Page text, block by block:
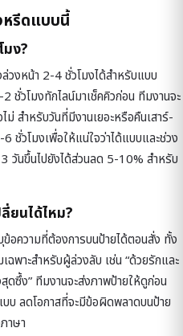
หรีดแบบนี้
ง?
วงหน้า 2-4 ชั่วโมงได้สำหรับแบบ
ชั่วโมงทักไลน์มาเช็คคิวก่อน ทีมงานจะ
สำหรับวันที่มีงานเยอะหรือคืนเสาร์-
ชั่วโมงเพื่อให้แน่ใจว่าได้แบบและช่วง
วันขึ้นไปยังได้ส่วนลด 5-10% สำหรับ
ยนได้ไหม?
อความที่ต้องการบนป้ายได้ตอนสั่ง ทั้ง
พาะสำหรับผู้ล่วงลับ เช่น “ด้วยรักและ
ดซึ้ง” ทีมงานจะส่งภาพป้ายให้ดูก่อน
บ ลดโอกาสที่จะมีข้อผิดพลาดบนป้าย
าษา